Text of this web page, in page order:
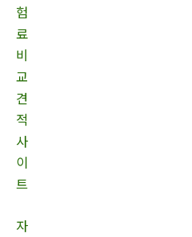
험
료
비
교
견
적
사
이
트
자